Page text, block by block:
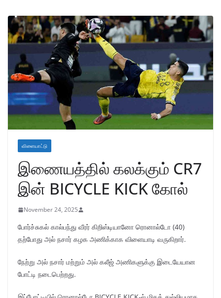
விளையாட்டு
இணையத்தில் கலக்கும் CR7
இன் BICYCLE KICK கோல்
November 24, 2025
போர்ச்சுகல் கால்பந்து வீரர் கிறிஸ்டியானோ ரொனால்டோ (40)
தற்போது அல் நசார் கழக அணிக்காக விளையாடி வருகிறார்.
நேற்று அல் நசார் மற்றும் அல் கலீஜ் அணிகளுக்கு இடையேயான
போட்டி நடைபெற்றது.